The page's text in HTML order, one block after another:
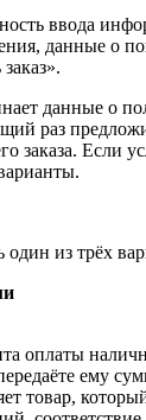
ввода
данные о
данные о
раз
заказа. Если
из трёх
оплаты
ему
товар,